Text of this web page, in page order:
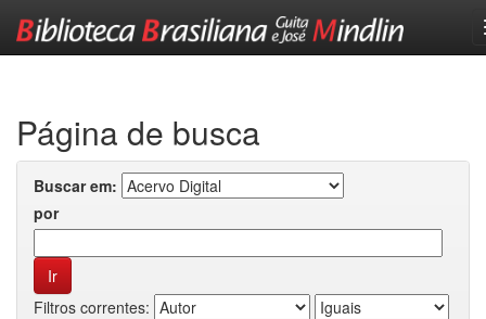
Página de busca
Buscar em:
por
Filtros correntes: